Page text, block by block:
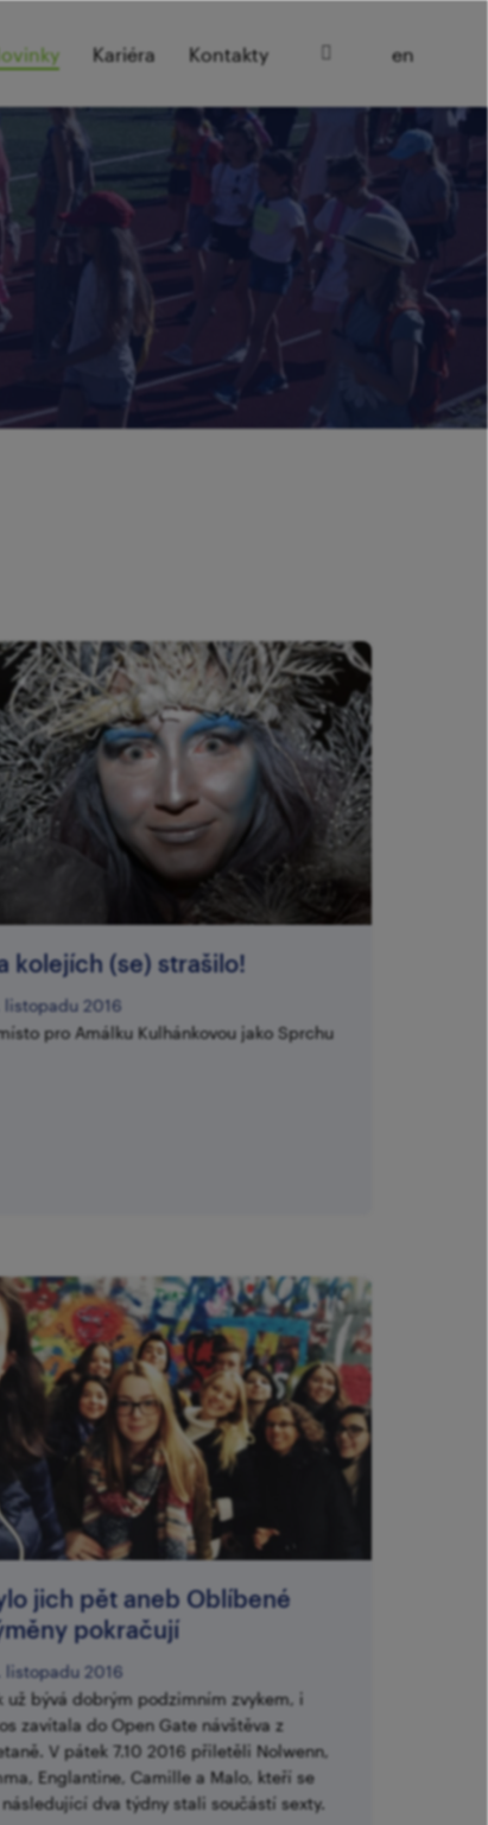
Kariéra Kontakty cz
en
kolejích (se) strašilo!
listopadu 2016
pro Amálku Kulhánkovou jako Sprchu
jich pět aneb Oblíbené
pokračují
listopadu 2016
už bývá dobrým podzimním zvykem, i
zavítala do Open Gate návštěva z
V pátek 7.10 2016 přiletěli Nolwenn,
Englantine, Camille a Malo, kteří se
dva týdny stali součástí sexty.